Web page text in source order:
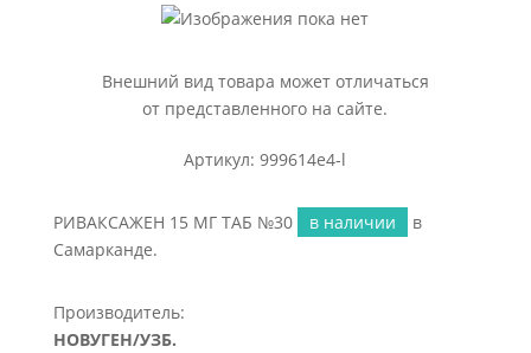
Внешний вид товара может отличаться
от представленного на сайте.
Артикул: 999614e4-l
РИВАКСАЖЕН 15 МГ ТАБ №30 в наличии
в
Самарканде.
Производитель:
НОВУГЕН/УЗБ.